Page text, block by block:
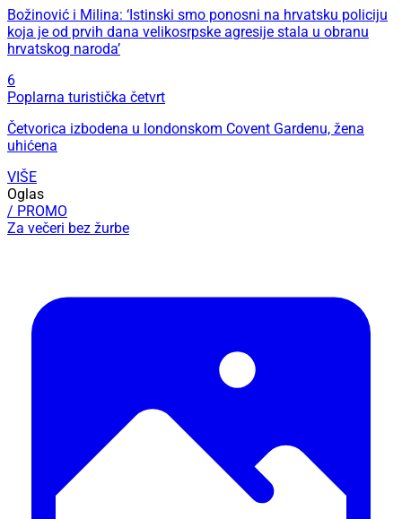
Božinović i Milina: ‘Istinski smo ponosni na hrvatsku policiju
koja je od prvih dana velikosrpske agresije stala u obranu
hrvatskog naroda’
6
Poplarna turistička četvrt
Četvorica izbodena u londonskom Covent Gardenu, žena
uhićena
VIŠE
Oglas
/ PROMO
Za večeri bez žurbe